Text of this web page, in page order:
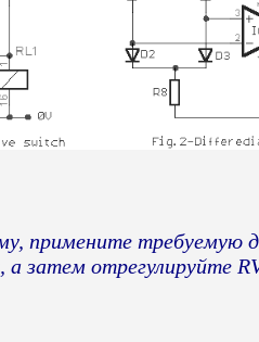
примените требуемую
затем отрегулируйте